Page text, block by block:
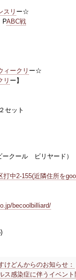
スリ ー☆
ABC戦
ィークリ ー☆
リ ー】
セット
クール ビリヤード）
打中2-155(近隣住所を
becoolbilliard/
けどんからのお知らせ：
ス感染症に伴うイベン